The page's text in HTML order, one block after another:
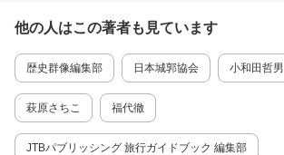
他の人はこの著者も見ています
歴史群像編集部 日本城郭協会 小和田哲男
萩原さちこ 福代徹
JTBパブリッシング 旅行ガイドブック 編集部